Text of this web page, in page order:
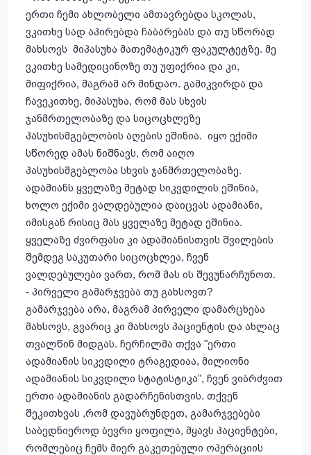
ერთი ჩემი ახლობელი ამთავრებდა სკოლას,
ვკითხე სად აპირებდა ჩაბარებას და თუ სწორად
მახსოვს მიპასუხა მათემატიკურ ფაკულტეტზე. მე
ვკითხე სამედიცინოზე თუ უფიქრია და კი,
მიფიქრია, მაგრამ არ მინდაო. გამიკვირდა და
ჩავეკითხე, მიპასუხა, რომ მას სხვის
ჯანმრთელობაზე და სიცოცხლეზე
პასუხისმგებლობის აღების ეშინია. იყო ექიმი
სწორედ ამას ნიშნავს, რომ აიღო
პასუხისმგებლობა სხვის ჯანმრთელობაზე.
ადამიანს ყველაზე მეტად სიკვდილის ეშინია,
ხოლო ექიმი ვალდებულია დაიცვას ადამიანი,
იმისგან რისიც მას ყველაზე მეტად ეშინია.
ყველაზე ძვირფასი კი ადამიანისთვის შვილების
შემდეგ საკუთარი სიცოცხლეა, ჩვენ
ვალდებულები ვართ, რომ მას ის შევუნარჩუნოთ.
- პირველი გამარჯვება თუ გახსოვთ?
გამარჯვება არა, მაგრამ პირველი დამარცხება
მახსოვს, გვარიც კი მახსოვს პაციენტის და ახლაც
თვალწინ მიდგას. ჩერჩილმა თქვა "ერთი
ადამიანის სიკვდილი ტრაგედიაა, მილიონი
ადამიანის სიკვდილი სტატისტიკა", ჩვენ ვიბრძვით
ერთი ადამიანის გადარჩენისთვის. თქვენ
შეკითხვას ,რომ დავუბრუნდეთ, გამარჯვებები
საბედნიეროდ ბევრი ყოფილა, მყავს პაციენტები,
რომლებიც ჩემს მიერ გაკეთებული ოპერაციის